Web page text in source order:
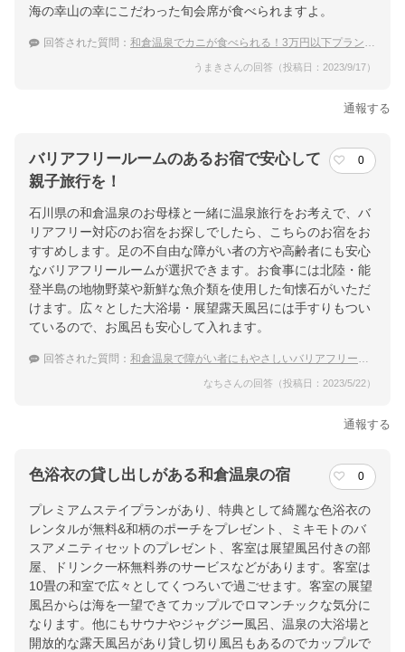
海の幸山の幸にこだわった旬会席が食べられますよ。
回答された質問： 和倉温泉でカニが食べられる！3万円以下プランがあって安い温泉宿のおすすめは？
うまきさんの回答（投稿日：2023/9/17）
通報する
バリアフリールームのあるお宿で安心して
親子旅行を！
0
石川県の和倉温泉のお母様と一緒に温泉旅行をお考えで、バ
リアフリー対応のお宿をお探しでしたら、こちらのお宿をお
すすめします。足の不自由な障がい者の方や高齢者にも安心
なバリアフリールームが選択できます。お食事には北陸・能
登半島の地物野菜や新鮮な魚介類を使用した旬懐石がいただ
けます。広々とした大浴場・展望露天風呂には手すりもつい
ているので、お風呂も安心して入れます。
回答された質問： 和倉温泉で障がい者にもやさしいバリアフリーの温泉宿は？
なちさんの回答（投稿日：2023/5/22）
通報する
色浴衣の貸し出しがある和倉温泉の宿 0
プレミアムステイプランがあり、特典として綺麗な色浴衣の
レンタルが無料&和柄のポーチをプレゼント、ミキモトのバ
スアメニティセットのプレゼント、客室は展望風呂付きの部
屋、ドリンク一杯無料券のサービスなどがあります。客室は
10畳の和室で広々としてくつろいで過ごせます。客室の展望
風呂からは海を一望できてカップルでロマンチックな気分に
なります。他にもサウナやジャグジー風呂、温泉の大浴場と
開放的な露天風呂があり貸し切り風呂もあるのでカップルで